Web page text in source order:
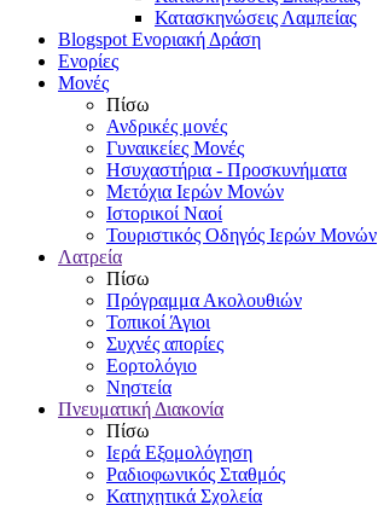
Κατασκηνώσεις Λαμπείας
Blogspot Ενοριακή Δράση
Ενορίες
Μονές
Πίσω
Ανδρικές μονές
Γυναικείες Μονές
Ησυχαστήρια - Προσκυνήματα
Μετόχια Ιερών Μονών
Ιστορικοί Ναοί
Τουριστικός Οδηγός Ιερών Μονών
Λατρεία
Πίσω
Πρόγραμμα Ακολουθιών
Τοπικοί Άγιοι
Συχνές απορίες
Εορτολόγιο
Νηστεία
Πνευματική Διακονία
Πίσω
Ιερά Εξομολόγηση
Ραδιοφωνικός Σταθμός
Κατηχητικά Σχολεία